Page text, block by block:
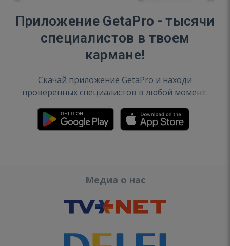
Приложение GetaPro - тысячи
специалистов в твоем
кармане!
Скачай приложение GetaPro и находи
проверенных специалистов в любой момент.
Медиа о нас